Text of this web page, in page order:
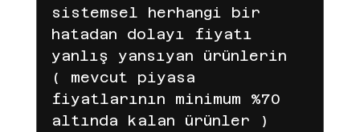
sistemsel herhangi bir
hatadan dolayı fiyatı
yanlış yansıyan ürünlerin
( mevcut piyasa
fiyatlarının minimum %70
altında kalan ürünler )